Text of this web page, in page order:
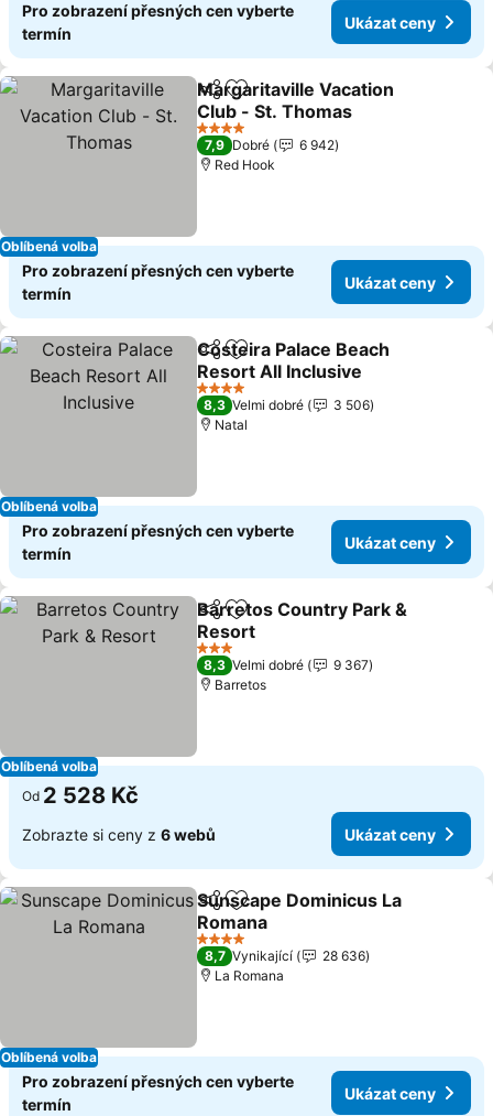
Pro zobrazení přesných cen vyberte
termín
Ukázat ceny
Oblíbená volba
SdíletPřidat na seznam oblíbených
Margaritaville Vacation
Club - St. Thomas
4 Počet hvězdiček
7,9 Dobré
6 942
Red Hook
Pro zobrazení přesných cen vyberte
termín
Ukázat ceny
Oblíbená volba
SdíletPřidat na seznam oblíbených
Costeira Palace Beach
Resort All Inclusive
4 Počet hvězdiček
8,3 Velmi dobré
3 506
Natal
Pro zobrazení přesných cen vyberte
termín
Ukázat ceny
Oblíbená volba
SdíletPřidat na seznam oblíbených
Barretos Country Park &
Resort
3 Počet hvězdiček
8,3 Velmi dobré
9 367
Barretos
Od 2 528 Kč
Zobrazte si ceny z 6 webů Ukázat ceny
Oblíbená volba
SdíletPřidat na seznam oblíbených
Sunscape Dominicus La
Romana
4 Počet hvězdiček
8,7 Vynikající
28 636
La Romana
Pro zobrazení přesných cen vyberte
termín
Ukázat ceny